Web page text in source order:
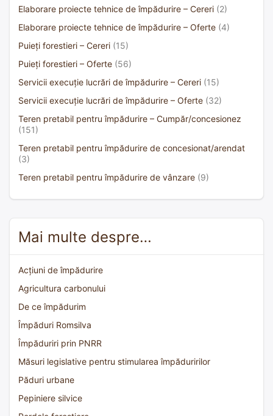
Elaborare proiecte tehnice de împădurire – Cereri (2)
Elaborare proiecte tehnice de împădurire – Oferte (4)
Puieți forestieri – Cereri (15)
Puieți forestieri – Oferte (56)
Servicii execuție lucrări de împădurire – Cereri (15)
Servicii execuție lucrări de împădurire – Oferte (32)
Teren pretabil pentru împădurire – Cumpăr/concesionez
(151)
Teren pretabil pentru împădurire de concesionat/arendat
(3)
Teren pretabil pentru împădurire de vânzare (9)
Mai multe despre…
Acțiuni de împădurire
Agricultura carbonului
De ce împădurim
Împăduri Romsilva
Împăduriri prin PNRR
Măsuri legislative pentru stimularea împăduririlor
Păduri urbane
Pepiniere silvice